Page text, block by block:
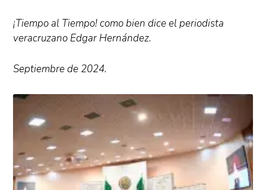
¡Tiempo al Tiempo! como bien dice el periodista
veracruzano Edgar Hernández.
Septiembre de 2024.